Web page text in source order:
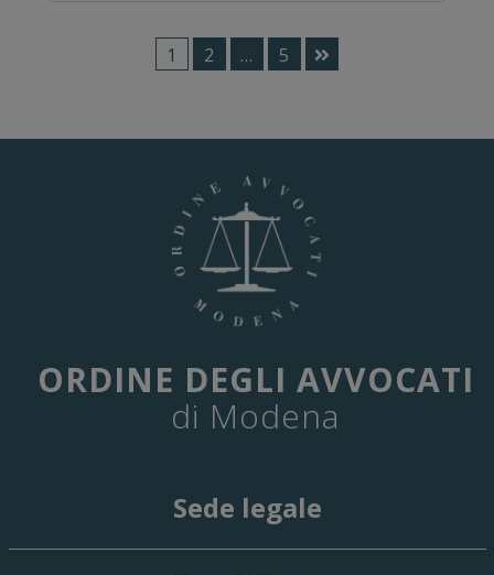
1 2 … 5 
ORDINE DEGLI AVVOCATI
di Modena
Sede legale